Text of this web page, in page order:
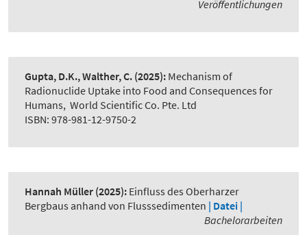
Veröffentlichungen
Gupta, D.K., Walther, C. (2025): Mechanism of
Radionuclide Uptake into Food and Consequences for
Humans, World Scientific Co. Pte. Ltd
ISBN: 978-981-12-9750-2
Hannah Müller (2025): Einfluss des Oberharzer
Bergbaus anhand von Flusssedimenten | Datei |
Bachelorarbeiten